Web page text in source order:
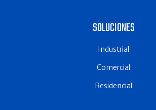
SOLUCIONES
Industrial
Comercial
Residencial